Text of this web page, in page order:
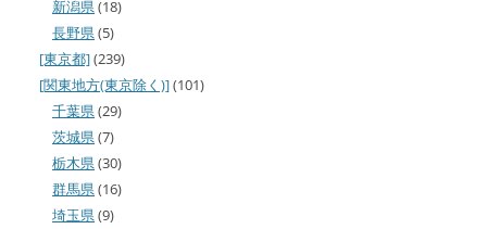
新潟県(18)
長野県(5)
[東京都](239)
[関東地方(東京除く)](101)
千葉県(29)
茨城県(7)
栃木県(30)
群馬県(16)
埼玉県(9)